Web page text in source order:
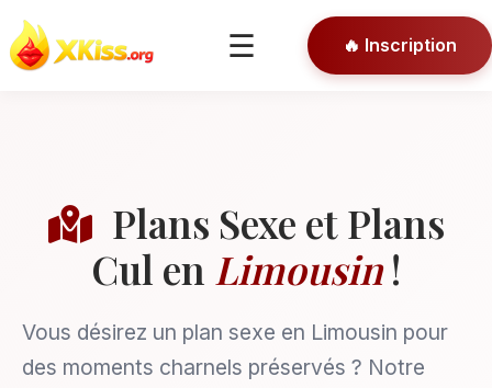
☰
🎯 Conseils
🔒 Connexion
🔥 Inscription
Plans Sexe et Plans
Cul en Limousin!
Vous désirez un plan sexe en Limousin pour
des moments charnels préservés ? Notre